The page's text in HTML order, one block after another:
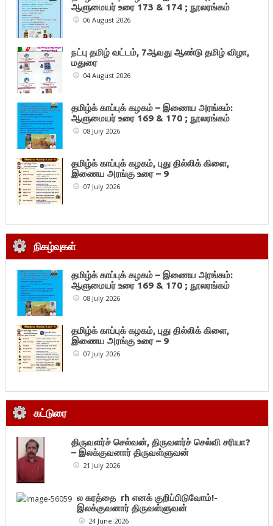
ஆளுமையர் உரை 173 & 174 ; நூலரங்கம்
06 August 2026
நட்பு தமிழ் வட்டம், 7ஆவது ஆண்டு தமிழ் விழா,
மதுரை
04 August 2026
தமிழ்க் காப்புக் கழகம் – இணைய அரங்கம்:
ஆளுமையர் உரை 169 & 170 ; நூலரங்கம்
08 July 2026
தமிழ்க் காப்புக் கழகம், புது தில்லிக் கிளை,
இணைய அரங்கு உரை – 9
07 July 2026
நிகழ்வுகள்
தமிழ்க் காப்புக் கழகம் – இணைய அரங்கம்:
ஆளுமையர் உரை 169 & 170 ; நூலரங்கம்
08 July 2026
தமிழ்க் காப்புக் கழகம், புது தில்லிக் கிளை,
இணைய அரங்கு உரை – 9
07 July 2026
கட்டுரை
திருவளர்ச் செல்வன், திருவளர்ச் செல்வி சரியா?
– இலக்குவனார் திருவள்ளுவன்
21 July 2026
ல கரத்தை rh எனக் குறிப்பிடுவோம்!-
இலக்குவனார் திருவள்ளுவன்
24 June 2026